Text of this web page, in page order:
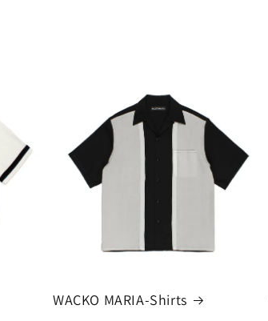
WACKO MARIA-Shirts